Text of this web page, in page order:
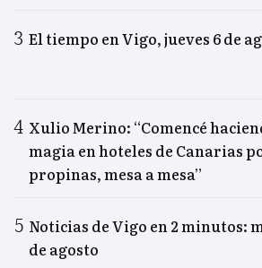
El tiempo en Vigo, jueves 6 de
Xulio Merino: “Comencé
magia en hoteles de Canarias
propinas, mesa a mesa”
Noticias de Vigo en 2 minutos:
de agosto